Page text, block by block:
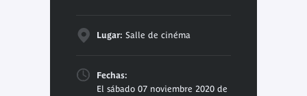
Lugar: Salle de cinéma
Fechas:
El sábado 07 noviembre 2020 de